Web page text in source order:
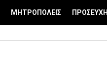
ΜΗΤΡΟΠΟΛΕΙΣ ΠΡΟΣΕΥΧΗ